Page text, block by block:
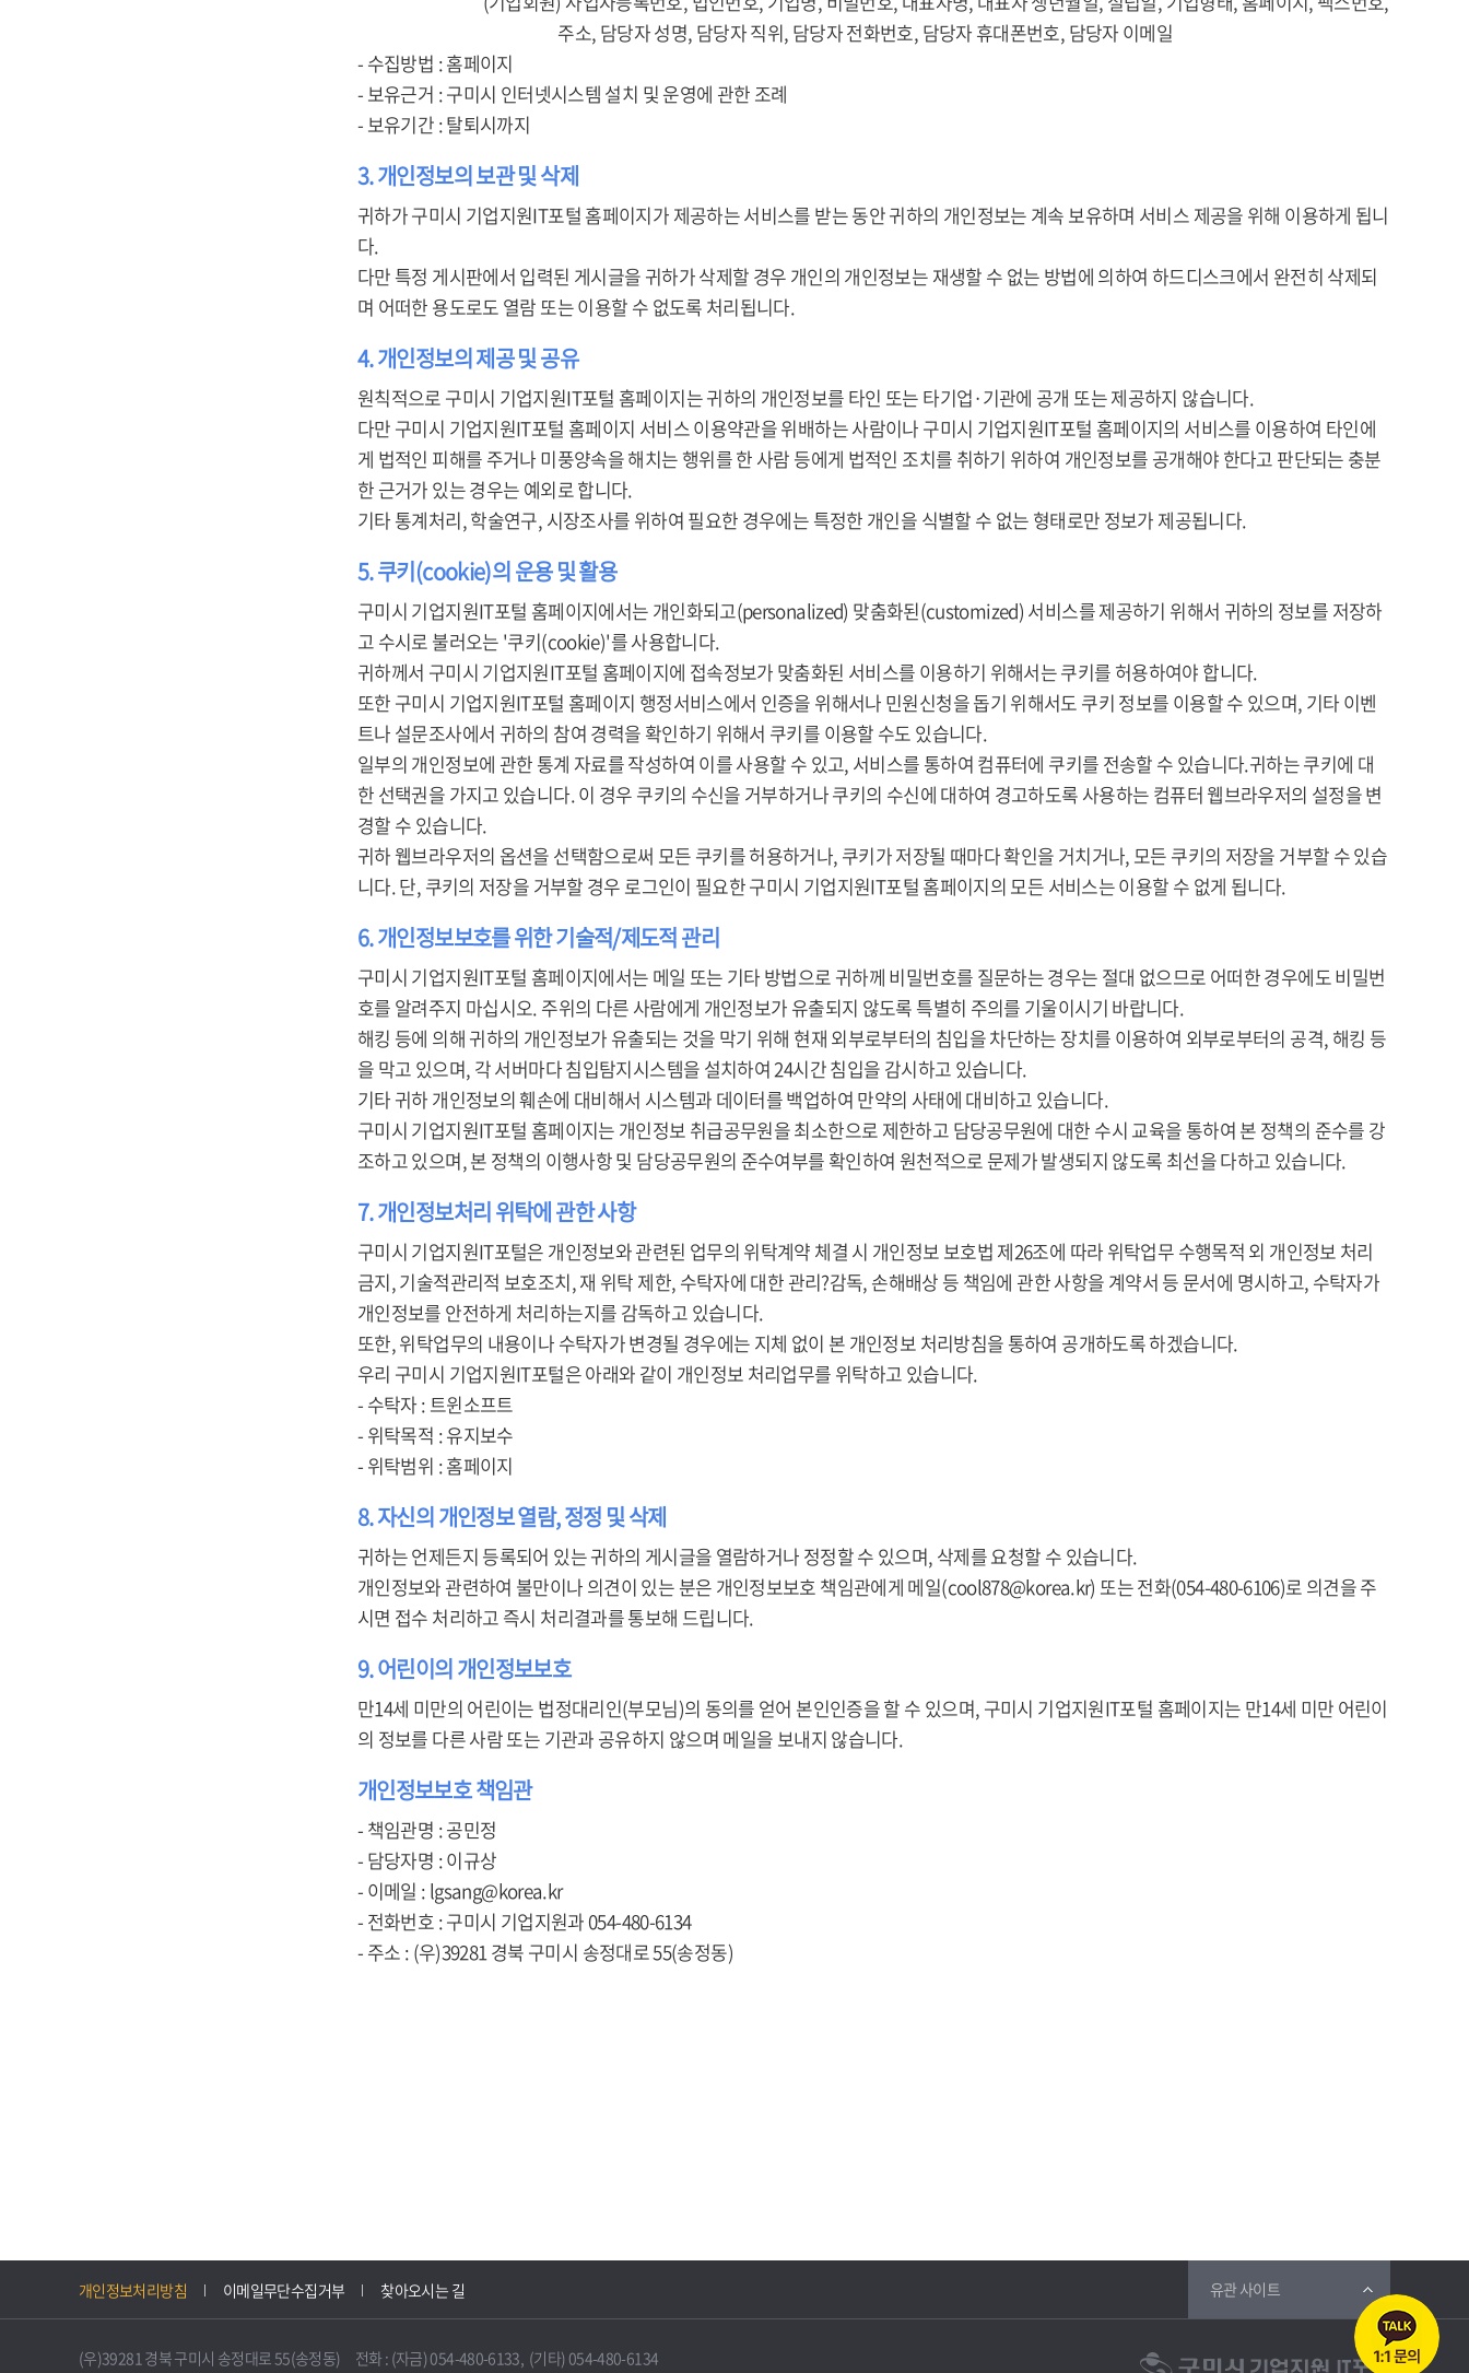
주소, 담당자 성명, 담당자 직위, 담당자 전화번호, 담당자 휴대폰번호, 담당자 이메일
- 수집방법 : 홈페이지
- 보유근거 : 구미시 인터넷시스템 설치 및 운영에 관한 조례
- 보유기간 : 탈퇴시까지
3. 개인정보의 보관 및 삭제
귀하가 구미시 기업지원IT포털 홈페이지가 제공하는 서비스를 받는 동안 귀하의 개인정보는 계속 보유하며 서비스 제공을 위해 이용하게 됩니
다.
다만 특정 게시판에서 입력된 게시글을 귀하가 삭제할 경우 개인의 개인정보는 재생할 수 없는 방법에 의하여 하드디스크에서 완전히 삭제되
며 어떠한 용도로도 열람 또는 이용할 수 없도록 처리됩니다.
4. 개인정보의 제공 및 공유
원칙적으로 구미시 기업지원IT포털 홈페이지는 귀하의 개인정보를 타인 또는 타기업·기관에 공개 또는 제공하지 않습니다.
다만 구미시 기업지원IT포털 홈페이지 서비스 이용약관을 위배하는 사람이나 구미시 기업지원IT포털 홈페이지의 서비스를 이용하여 타인에
게 법적인 피해를 주거나 미풍양속을 해치는 행위를 한 사람 등에게 법적인 조치를 취하기 위하여 개인정보를 공개해야 한다고 판단되는 충분
한 근거가 있는 경우는 예외로 합니다.
기타 통계처리, 학술연구, 시장조사를 위하여 필요한 경우에는 특정한 개인을 식별할 수 없는 형태로만 정보가 제공됩니다.
5. 쿠키(cookie)의 운용 및 활용
구미시 기업지원IT포털 홈페이지에서는 개인화되고(personalized) 맞춤화된(customized) 서비스를 제공하기 위해서 귀하의 정보를 저장하
고 수시로 불러오는 '쿠키(cookie)'를 사용합니다.
귀하께서 구미시 기업지원IT포털 홈페이지에 접속정보가 맞춤화된 서비스를 이용하기 위해서는 쿠키를 허용하여야 합니다.
또한 구미시 기업지원IT포털 홈페이지 행정서비스에서 인증을 위해서나 민원신청을 돕기 위해서도 쿠키 정보를 이용할 수 있으며, 기타 이벤
트나 설문조사에서 귀하의 참여 경력을 확인하기 위해서 쿠키를 이용할 수도 있습니다.
일부의 개인정보에 관한 통계 자료를 작성하여 이를 사용할 수 있고, 서비스를 통하여 컴퓨터에 쿠키를 전송할 수 있습니다.귀하는 쿠키에 대
한 선택권을 가지고 있습니다. 이 경우 쿠키의 수신을 거부하거나 쿠키의 수신에 대하여 경고하도록 사용하는 컴퓨터 웹브라우저의 설정을 변
경할 수 있습니다.
귀하 웹브라우저의 옵션을 선택함으로써 모든 쿠키를 허용하거나, 쿠키가 저장될 때마다 확인을 거치거나, 모든 쿠키의 저장을 거부할 수 있습
니다. 단, 쿠키의 저장을 거부할 경우 로그인이 필요한 구미시 기업지원IT포털 홈페이지의 모든 서비스는 이용할 수 없게 됩니다.
6. 개인정보보호를 위한 기술적/제도적 관리
구미시 기업지원IT포털 홈페이지에서는 메일 또는 기타 방법으로 귀하께 비밀번호를 질문하는 경우는 절대 없으므로 어떠한 경우에도 비밀번
호를 알려주지 마십시오. 주위의 다른 사람에게 개인정보가 유출되지 않도록 특별히 주의를 기울이시기 바랍니다.
해킹 등에 의해 귀하의 개인정보가 유출되는 것을 막기 위해 현재 외부로부터의 침입을 차단하는 장치를 이용하여 외부로부터의 공격, 해킹 등
을 막고 있으며, 각 서버마다 침입탐지시스템을 설치하여 24시간 침입을 감시하고 있습니다.
기타 귀하 개인정보의 훼손에 대비해서 시스템과 데이터를 백업하여 만약의 사태에 대비하고 있습니다.
구미시 기업지원IT포털 홈페이지는 개인정보 취급공무원을 최소한으로 제한하고 담당공무원에 대한 수시 교육을 통하여 본 정책의 준수를 강
조하고 있으며, 본 정책의 이행사항 및 담당공무원의 준수여부를 확인하여 원천적으로 문제가 발생되지 않도록 최선을 다하고 있습니다.
7. 개인정보처리 위탁에 관한 사항
구미시 기업지원IT포털은 개인정보와 관련된 업무의 위탁계약 체결 시 개인정보 보호법 제26조에 따라 위탁업무 수행목적 외 개인정보 처리
금지, 기술적관리적 보호조치, 재 위탁 제한, 수탁자에 대한 관리?감독, 손해배상 등 책임에 관한 사항을 계약서 등 문서에 명시하고, 수탁자가
개인정보를 안전하게 처리하는지를 감독하고 있습니다.
또한, 위탁업무의 내용이나 수탁자가 변경될 경우에는 지체 없이 본 개인정보 처리방침을 통하여 공개하도록 하겠습니다.
우리 구미시 기업지원IT포털은 아래와 같이 개인정보 처리업무를 위탁하고 있습니다.
- 수탁자 : 트윈소프트
- 위탁목적 : 유지보수
- 위탁범위 : 홈페이지
8. 자신의 개인정보 열람, 정정 및 삭제
귀하는 언제든지 등록되어 있는 귀하의 게시글을 열람하거나 정정할 수 있으며, 삭제를 요청할 수 있습니다.
개인정보와 관련하여 불만이나 의견이 있는 분은 개인정보보호 책임관에게 메일(cool878@korea.kr) 또는 전화(054-480-6106)로 의견을 주
시면 접수 처리하고 즉시 처리결과를 통보해 드립니다.
9. 어린이의 개인정보보호
만14세 미만의 어린이는 법정대리인(부모님)의 동의를 얻어 본인인증을 할 수 있으며, 구미시 기업지원IT포털 홈페이지는 만14세 미만 어린이
의 정보를 다른 사람 또는 기관과 공유하지 않으며 메일을 보내지 않습니다.
개인정보보호 책임관
- 책임관명 : 공민정
- 담당자명 : 이규상
- 이메일 : lgsang@korea.kr
- 전화번호 : 구미시 기업지원과 054-480-6134
- 주소 : (우)39281 경북 구미시 송정대로 55(송정동)
개인정보처리방침 이메일무단수집거부 찾아오시는 길 유관 사이트
(우)39281 경북 구미시 송정대로 55(송정동) 전화 : (자금) 054-480-6133, (기타) 054-480-6134